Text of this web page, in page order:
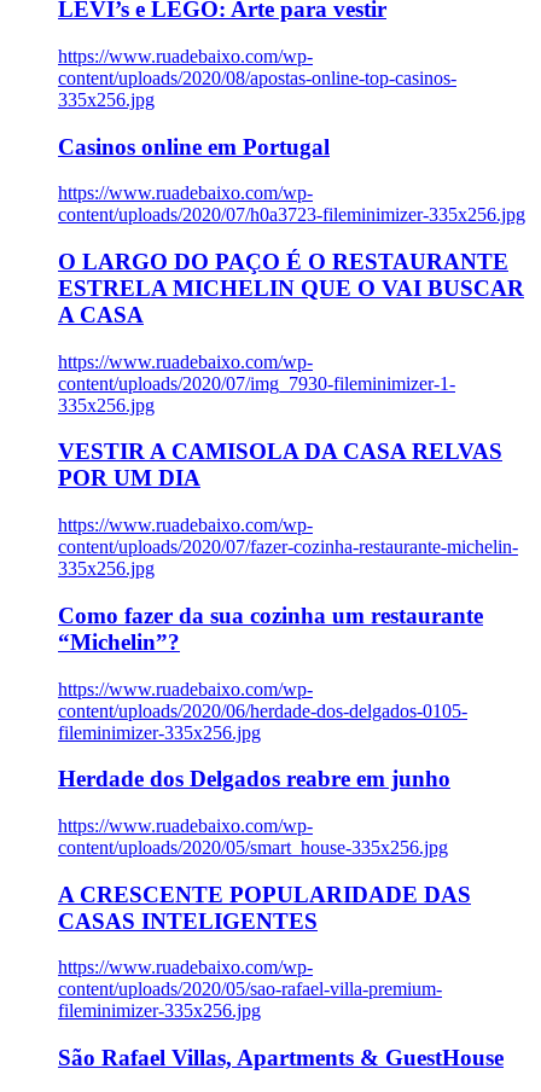
LEVI’s e LEGO: Arte para vestir
https://www.ruadebaixo.com/wp-
content/uploads/2020/08/apostas-online-top-casinos-
335x256.jpg
Casinos online em Portugal
https://www.ruadebaixo.com/wp-
content/uploads/2020/07/h0a3723-fileminimizer-335x256.jpg
O LARGO DO PAÇO É O RESTAURANTE
ESTRELA MICHELIN QUE O VAI BUSCAR
A CASA
https://www.ruadebaixo.com/wp-
content/uploads/2020/07/img_7930-fileminimizer-1-
335x256.jpg
VESTIR A CAMISOLA DA CASA RELVAS
POR UM DIA
https://www.ruadebaixo.com/wp-
content/uploads/2020/07/fazer-cozinha-restaurante-michelin-
335x256.jpg
Como fazer da sua cozinha um restaurante
“Michelin”?
https://www.ruadebaixo.com/wp-
content/uploads/2020/06/herdade-dos-delgados-0105-
fileminimizer-335x256.jpg
Herdade dos Delgados reabre em junho
https://www.ruadebaixo.com/wp-
content/uploads/2020/05/smart_house-335x256.jpg
A CRESCENTE POPULARIDADE DAS
CASAS INTELIGENTES
https://www.ruadebaixo.com/wp-
content/uploads/2020/05/sao-rafael-villa-premium-
fileminimizer-335x256.jpg
São Rafael Villas, Apartments & GuestHouse